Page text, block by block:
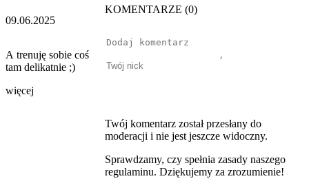
09.06.2025
A trenuję sobie coś
tam delikatnie ;)
więcej
KOMENTARZE (0)
Twój komentarz został przesłany do
moderacji i nie jest jeszcze widoczny.
Sprawdzamy, czy spełnia zasady naszego
regulaminu. Dziękujemy za zrozumienie!